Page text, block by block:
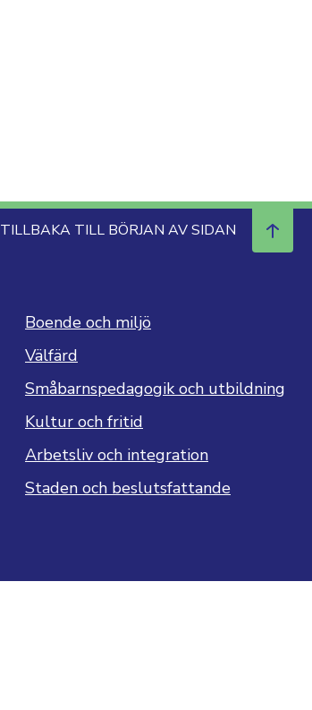
TILLBAKA TILL BÖRJAN AV SIDAN
Boende och miljö
Välfärd
Småbarnspedagogik och utbildning
Kultur och fritid
Arbetsliv och integration
Staden och beslutsfattande